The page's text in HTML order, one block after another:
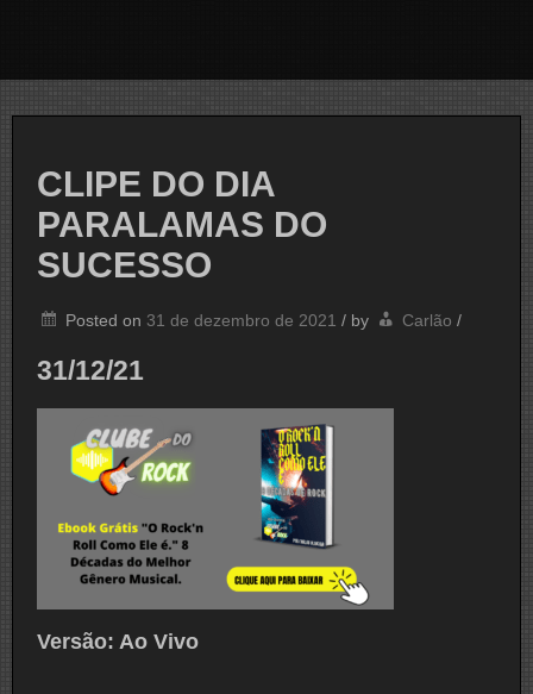
CLIPE DO DIA
PARALAMAS DO
SUCESSO
Posted on 31 de dezembro de 2021 / by Carlão /
31/12/21
Versão: Ao Vivo